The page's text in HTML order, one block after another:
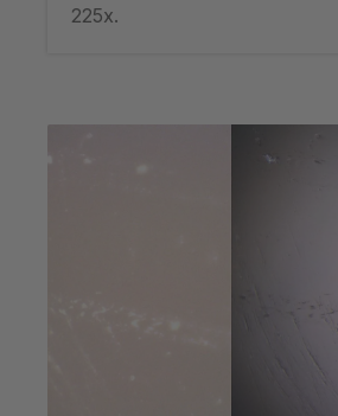
225x.